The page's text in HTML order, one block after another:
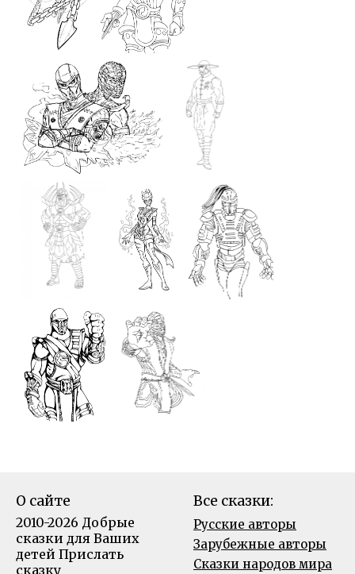
О сайте
2010-2026 Добрые
сказки для Ваших
детей Прислать
сказку
Все сказки:
Русские авторы
Зарубежные авторы
Сказки народов мира